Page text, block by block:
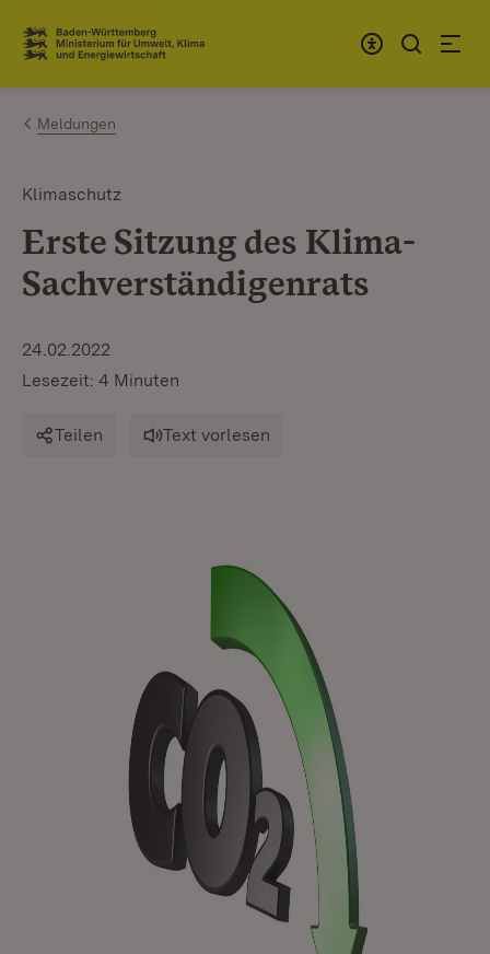
Zum Inhalt springen
Link zur Startseite
Meldungen
Klimaschutz
Erste Sitzung des Klima-
Sachverständigenrats
24.02.2022
Lesezeit: 4 Minuten
Teilen Text vorlesen